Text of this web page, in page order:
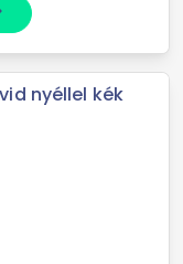
nyéllel kék